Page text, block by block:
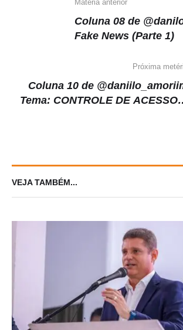
Matéria anterior
Coluna 08 de
Fake News (Parte 1)
Próxima
Coluna 10 de
Tema: CONTROLE DE ACESSO A
VEJA TAMBÉM...